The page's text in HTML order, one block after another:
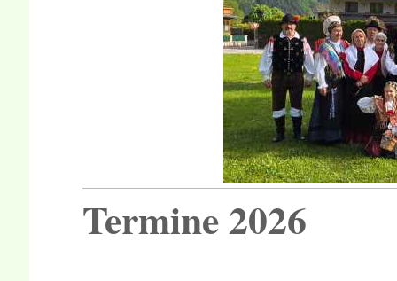
Termine 2026